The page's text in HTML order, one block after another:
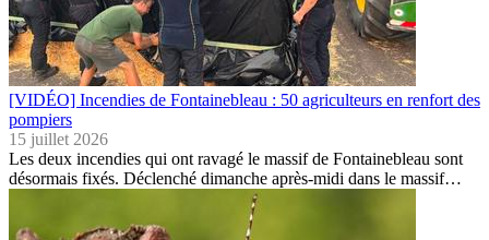
[VIDÉO] Incendies de Fontainebleau : 50 agriculteurs en renfort des
pompiers
15 juillet 2026
Les deux incendies qui ont ravagé le massif de Fontainebleau sont
désormais fixés. Déclenché dimanche après-midi dans le massif…